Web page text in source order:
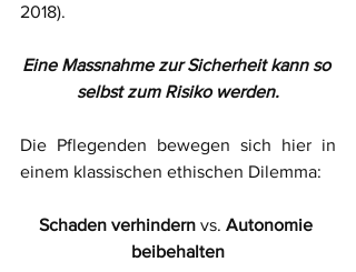
2018).
Eine Massnahme zur Sicherheit kann so
selbst zum Risiko werden.
Die Pflegenden bewegen sich hier in
einem klassischen ethischen Dilemma:
Schaden verhindern vs. Autonomie
beibehalten